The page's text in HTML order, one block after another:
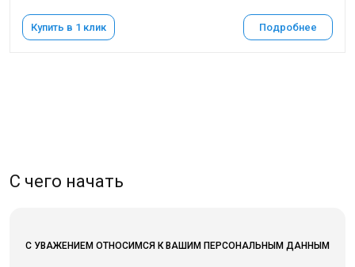
Купить в 1 клик Подробнее
С чего начать
С УВАЖЕНИЕМ ОТНОСИМСЯ К ВАШИМ ПЕРСОНАЛЬНЫМ ДАННЫМ